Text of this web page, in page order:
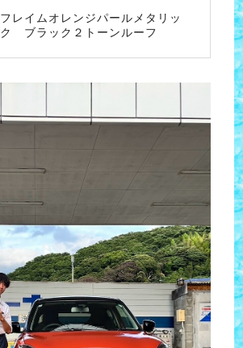
フレイムオレンジパールメタリッ
ク ブラック２トーンルーフ